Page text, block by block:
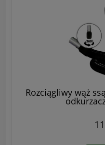
Rozciągliwy wąż